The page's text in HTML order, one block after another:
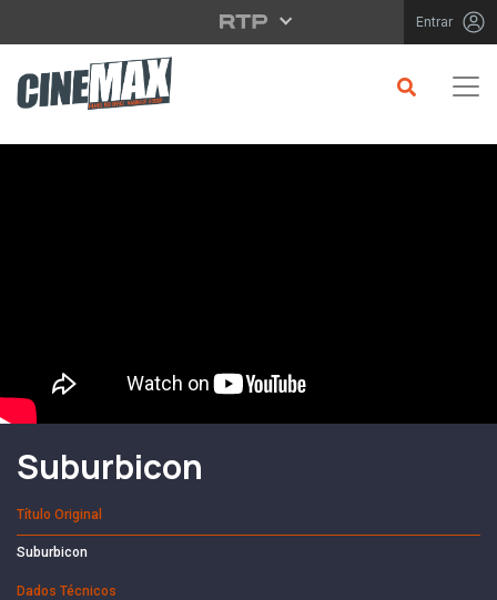
Saltar para o conteúdo principal Entrar
Filme em Cartaz
Suburbicon
Título Original
Suburbicon
Dados Técnicos